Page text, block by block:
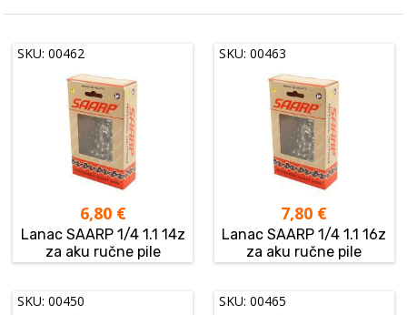
SKU: 00462
6,80 €
Lanac SAARP 1/4 1.1 14z
za aku ručne pile
SKU: 00463
7,80 €
Lanac SAARP 1/4 1.1 16z
za aku ručne pile
SKU: 00450 SKU: 00465